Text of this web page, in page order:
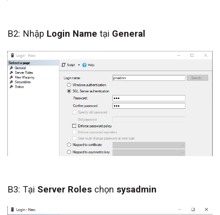
B2: Nhập Login Name tại General
B3: Tại Server Roles chọn sysadmin